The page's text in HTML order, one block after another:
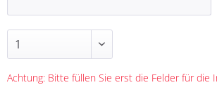
Achtung: Bitte füllen Sie erst die Felder für die